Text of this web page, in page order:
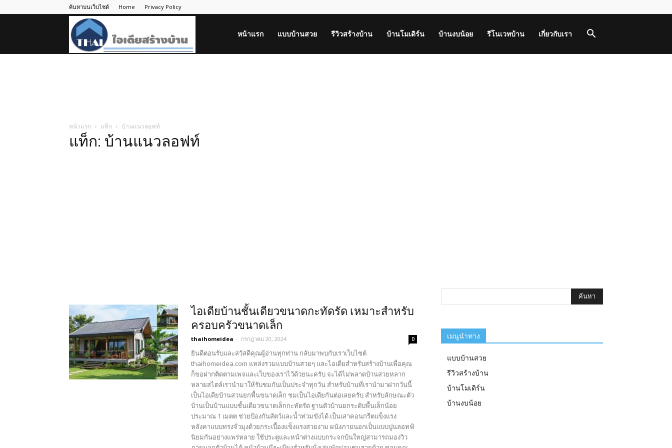
ค้นหาบนเว็บไซต์ Home Privacy Policy
หน้าแรก แบบบ้านสวย รีวิวสร้างบ้าน บ้านโมเดิร์น บ้านงบน้อย รีโนเวทบ้าน เกี่ยวกับเรา
หน้าแรก แท็ก บ้านแนวลอฟท์
แท็ก: บ้านแนวลอฟท์
ไอเดียบ้านชั้นเดียวขนาดกะทัดรัด เหมาะสำหรับ
ครอบครัวขนาดเล็ก
thaihomeidea - กรกฎาคม 20, 2024 0
ยินดีตอนรับและสวัสดีคุณผู้อ่านทุกท่าน กลับมาพบกับเราเว็บไซต์
thaihomeidea.com แหล่งรวมแบบบ้านสวยๆ และไอเดียสำหรับสร้างบ้านเพื่อคุณ
ก็ขอฝากติดตามเพจและเว็บของเราไว้ด้วยนะครับ จะได้ไม่พลาดบ้านสวยหลาก
หลายสไตล์เรานำมาให้รับชมกันเป็นประจำทุกวัน สำหรับบ้านที่เรานำมาฝากวันนี้
เป็นไอเดียบ้านสวนยกพื้นขนาดเล็ก ชมเป็นไอเดียกันต่อเลยครับ สำหรับลักษณะตัว
บ้านเป็นบ้านแบบชั้นเดียวขนาดเล็กกะทัดรัด ฐานตัวบ้านยกระดับพื้นเล็กน้อย
ประมาณ 1 เมตต ช่วยป้องกันสัตว์และน้ำท่วมขังได้ เป็นเสาคอนกรีตแข็งแรง
หลังคาแบบทรงจั่วมุงด้วยกระเบื้องแข็งแรงสวยงาม ผนังภายนอกเป็นแบบปูนลอทฟ์
นิยมกันอย่างแพร่หลาย ใช้ประตูและหน้าต่างแบบกระจกบ้นใหญ่สามารถมองวิว
เมนูนำทาง
แบบบ้านสวย
รีวิวสร้างบ้าน
บ้านโมเดิร์น
บ้านงบน้อย